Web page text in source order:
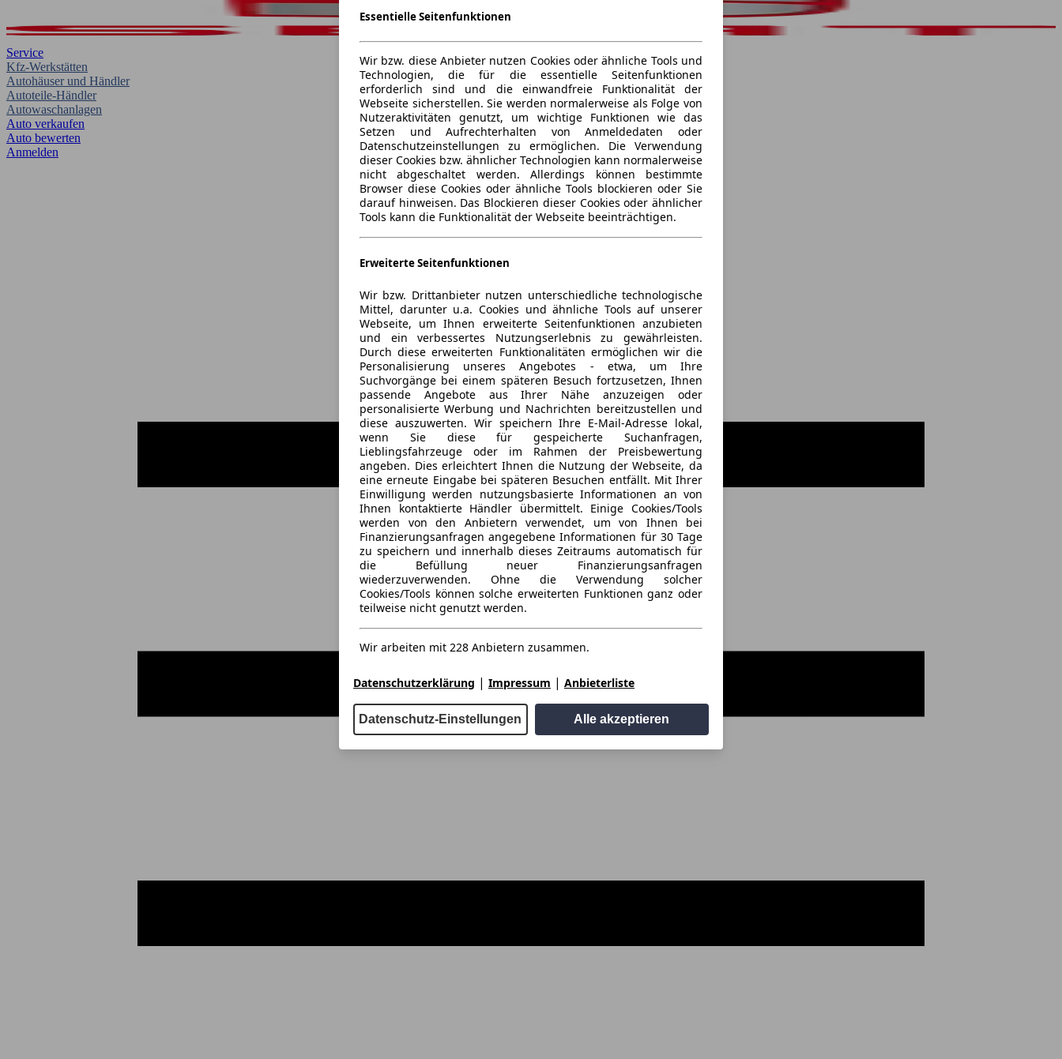
Service
Kfz-Werkstätten
Autohäuser und Händler
Autoteile-Händler
Autowaschanlagen
Auto verkaufen
Auto bewerten
Anmelden
Essentielle Seitenfunktionen
Wir bzw. diese Anbieter nutzen Cookies oder ähnliche Tools und
Technologien, die für die essentielle Seitenfunktionen
erforderlich sind und die einwandfreie Funktionalität der
Webseite sicherstellen. Sie werden normalerweise als Folge von
Nutzeraktivitäten genutzt, um wichtige Funktionen wie das
Setzen und Aufrechterhalten von Anmeldedaten oder
Datenschutzeinstellungen zu ermöglichen. Die Verwendung
dieser Cookies bzw. ähnlicher Technologien kann normalerweise
nicht abgeschaltet werden. Allerdings können bestimmte
Browser diese Cookies oder ähnliche Tools blockieren oder Sie
darauf hinweisen. Das Blockieren dieser Cookies oder ähnlicher
Tools kann die Funktionalität der Webseite beeinträchtigen.
Erweiterte Seitenfunktionen
Wir bzw. Drittanbieter nutzen unterschiedliche technologische
Mittel, darunter u.a. Cookies und ähnliche Tools auf unserer
Webseite, um Ihnen erweiterte Seitenfunktionen anzubieten
und ein verbessertes Nutzungserlebnis zu gewährleisten.
Durch diese erweiterten Funktionalitäten ermöglichen wir die
Personalisierung unseres Angebotes - etwa, um Ihre
Suchvorgänge bei einem späteren Besuch fortzusetzen, Ihnen
passende Angebote aus Ihrer Nähe anzuzeigen oder
personalisierte Werbung und Nachrichten bereitzustellen und
diese auszuwerten. Wir speichern Ihre E-Mail-Adresse lokal,
wenn Sie diese für gespeicherte Suchanfragen,
Lieblingsfahrzeuge oder im Rahmen der Preisbewertung
angeben. Dies erleichtert Ihnen die Nutzung der Webseite, da
eine erneute Eingabe bei späteren Besuchen entfällt. Mit Ihrer
Einwilligung werden nutzungsbasierte Informationen an von
Ihnen kontaktierte Händler übermittelt. Einige Cookies/Tools
werden von den Anbietern verwendet, um von Ihnen bei
Finanzierungsanfragen angegebene Informationen für 30 Tage
zu speichern und innerhalb dieses Zeitraums automatisch für
die Befüllung neuer Finanzierungsanfragen
wiederzuverwenden. Ohne die Verwendung solcher
Cookies/Tools können solche erweiterten Funktionen ganz oder
teilweise nicht genutzt werden.
Wir arbeiten mit 228 Anbietern zusammen.
Datenschutzerklärung | Impressum | Anbieterliste
Datenschutz-Einstellungen Alle akzeptieren